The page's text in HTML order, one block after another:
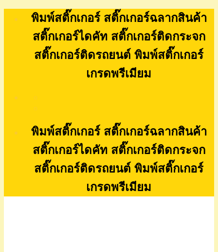
พิมพ์สติ๊กเกอร์ สติ๊กเกอร์ฉลากสินค้า
สติ๊กเกอร์ไดคัท สติ๊กเกอร์ติดกระจก
สติ๊กเกอร์ติดรถยนต์ พิมพ์สติ๊กเกอร์
เกรดพรีเมียม
พิมพ์สติ๊กเกอร์ สติ๊กเกอร์ฉลากสินค้า
สติ๊กเกอร์ไดคัท สติ๊กเกอร์ติดกระจก
สติ๊กเกอร์ติดรถยนต์ พิมพ์สติ๊กเกอร์
เกรดพรีเมียม